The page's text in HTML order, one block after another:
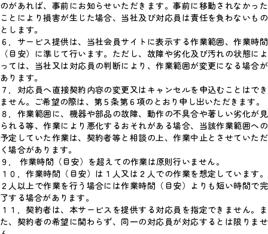
のがあれば、事前にお知らせいただきます。事前に移動されなかった
ことにより損害が生じた場合、当社及び対応員は責任を負わないもの
とします。
６．サービス提供は、当社会員サイトに表示する作業範囲、作業時間
（目安）に準じて行います。ただし、故障や劣化及び汚れの状態によ
っては、当社又は対応員の判断により、作業範囲が変更になる場合が
あります。
７．対応員へ直接契約内容の変更又はキャンセルを申込むことはでき
ません。ご希望の際は、第５条第６項のとおり申し出いただきます。
８．作業範囲に、機器や部品の故障、動作の不具合や著しい劣化が見
られる等、作業により悪化するおそれがある場合、当該作業範囲への
予定していた作業は、契約者等と相談の上、作業中止とさせていただ
く場合があります。
９． 作業時間（目安）を超えての作業は原則行いません。
１０．作業時間（目安）は１人又は２人での作業を想定しています。
２人以上で作業を行う場合には作業時間（目安）よりも短い時間で完
了する場合があります。
１１．契約者は、本サービスを提供する対応員を指定できません。ま
た、契約者の希望に関わらず、同一の対応員が対応するとは限りませ